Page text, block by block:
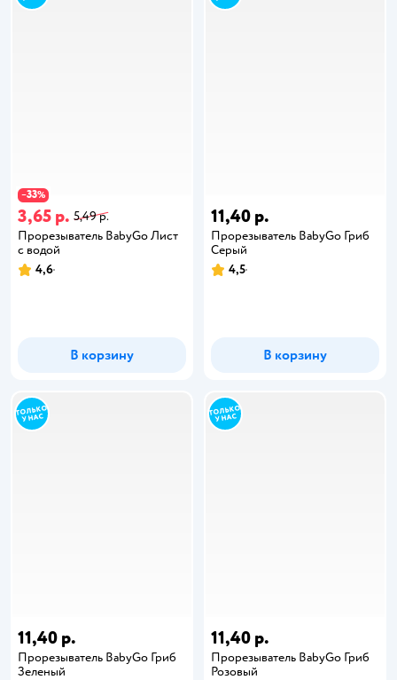
−33%
3,65 р. 5,49 р.
Прорезыватель BabyGo Лист
с водой
4,6
В корзину
11,40 р.
Прорезыватель BabyGo Гриб
Серый
4,5
В корзину
11,40 р.
Прорезыватель BabyGo Гриб
Зеленый
11,40 р.
Прорезыватель BabyGo Гриб
Розовый